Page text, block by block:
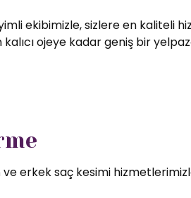
ekibimizle, sizlere en kaliteli
ojeye kadar geniş bir
ve erkek saç kesimi